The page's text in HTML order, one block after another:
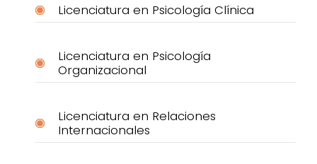
Licenciatura en Psicología Clínica
Licenciatura en Psicología
Organizacional
Licenciatura en Relaciones
Internacionales